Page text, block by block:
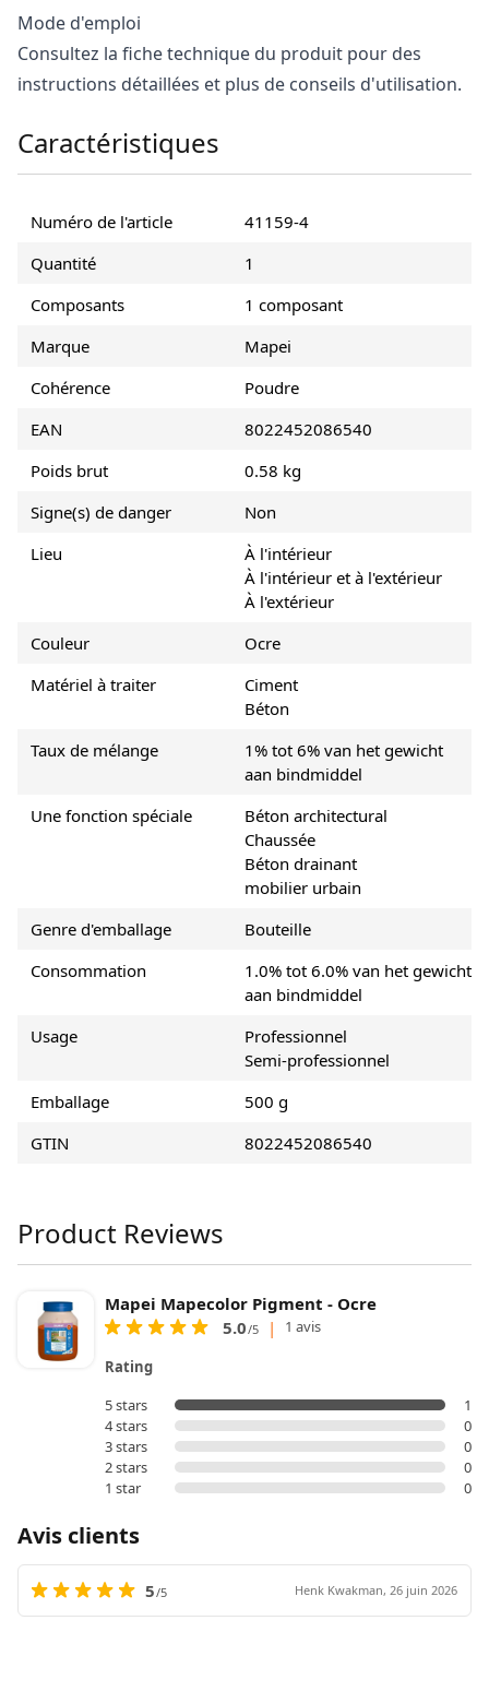
Mode d'emploi
Consultez la fiche technique du produit pour des
instructions détaillées et plus de conseils d'utilisation.
Caractéristiques
Numéro de l'article
41159-4
Quantité
1
Composants
1 composant
Marque
Mapei
Cohérence
Poudre
EAN
8022452086540
Poids brut
0.58 kg
Signe(s) de danger
Non
Lieu
À l'intérieur
À l'intérieur et à l'extérieur
À l'extérieur
Couleur
Ocre
Matériel à traiter
Ciment
Béton
Taux de mélange
1% tot 6% van het gewicht
aan bindmiddel
Une fonction spéciale
Béton architectural
Chaussée
Béton drainant
mobilier urbain
Genre d'emballage
Bouteille
Consommation
1.0% tot 6.0% van het gewicht
aan bindmiddel
Usage
Professionnel
Semi-professionnel
Emballage
500 g
GTIN
8022452086540
Product Reviews
Mapei Mapecolor Pigment - Ocre
5.0/5 | 1 avis
Rating
5 stars
1
4 stars
0
3 stars
0
2 stars
0
1 star
0
Avis clients
5/5 Henk Kwakman, 26 juin 2026